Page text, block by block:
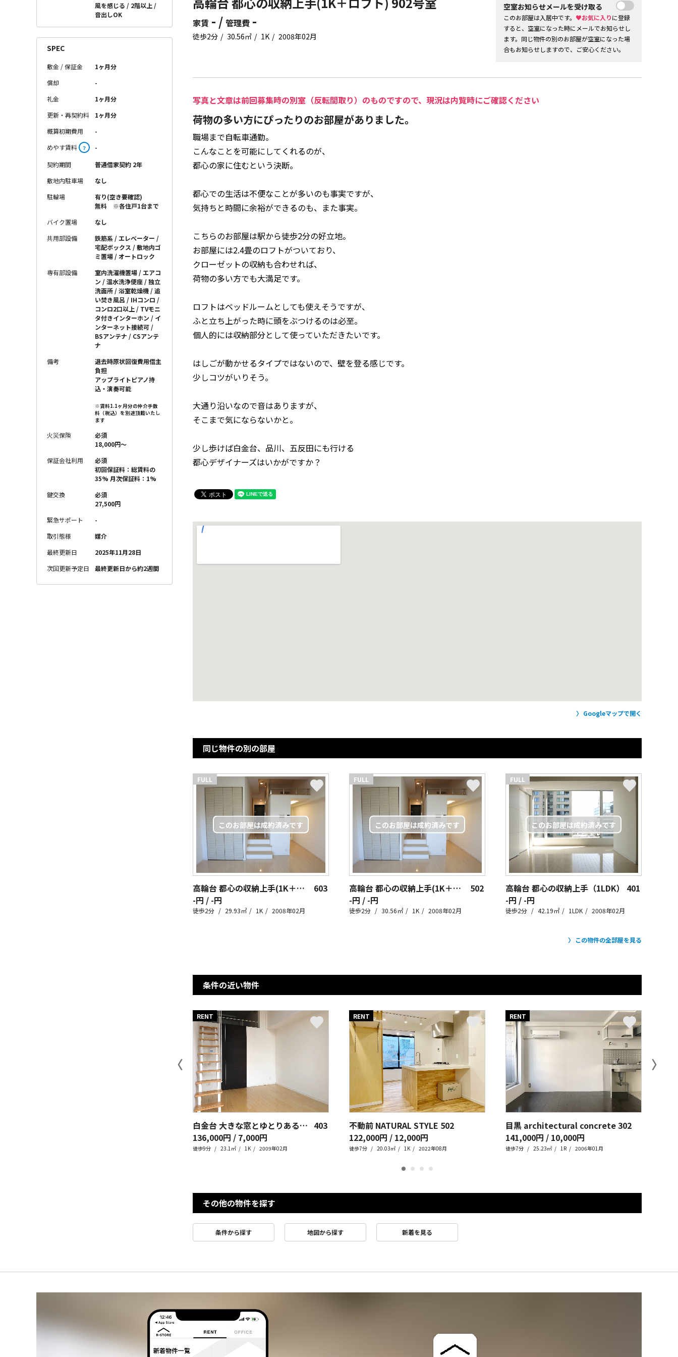
家賃 - / 管理費 -
徒歩2分 30.56㎡ 1K 2008年02月
空室お知らせメールを受け取る
このお部屋は入居中です。 ♥お気に入りに登録
すると、空室になった時にメールでお知らせし
ます。同じ物件の別のお部屋が空室になった場
合もお知らせしますので、ご安心ください。
写真と文章は前回募集時の別室（反転間取り）のものですので、現況は内覧時にご確認ください
荷物の多い方にぴったりのお部屋がありました。
職場まで自転車通勤。
こんなことを可能にしてくれるのが、
都心の家に住むという決断。
都心での生活は不便なことが多いのも事実ですが、
気持ちと時間に余裕ができるのも、また事実。
こちらのお部屋は駅から徒歩2分の好立地。
お部屋には2.4畳のロフトがついており、
クローゼットの収納も合わせれば、
荷物の多い方でも大満足です。
ロフトはベッドルームとしても使えそうですが、
ふと立ち上がった時に頭をぶつけるのは必至。
個人的には収納部分として使っていただきたいです。
はしごが動かせるタイプではないので、壁を登る感じです。
少しコツがいりそう。
大通り沿いなので音はありますが、
そこまで気にならないかと。
少し歩けば白金台、品川、五反田にも行ける
都心デザイナーズはいかがですか？
風を感じる
2階以上
音出しOK
SPEC
敷金 / 保証金
1ヶ月分
償却
-
礼金
1ヶ月分
更新・再契約料
1ヶ月分
概算初期費用
-
めやす賃料
？ -
契約期間
普通借家契約 2年
敷地内駐車場
なし
駐輪場
有り(空き要確認)
無料 ※各住戸1台まで
バイク置場
なし
共用部設備
鉄筋系 / エレベーター /
宅配ボックス / 敷地内ゴ
ミ置場 / オートロック
専有部設備
室内洗濯機置場 / エアコ
ン / 温水洗浄便座 / 独立
洗面所 / 浴室乾燥機 / 追
い焚き風呂 / IHコンロ /
コンロ2口以上 / TVモニ
タ付きインターホン / イ
ンターネット接続可 /
BSアンテナ / CSアンテ
ナ
備考
退去時原状回復費用借主
負担
アップライトピアノ持
込・演奏可能
※賃料1.1ヶ月分の仲介手数
料（税込）を別途頂戴いたし
ます
火災保険
必須
18,000円〜
保証会社利用
必須
初回保証料：総賃料の
35% 月次保証料：1%
鍵交換
必須
27,500円
緊急サポート
-
取引態様
媒介
最終更新日
2025年11月28日
次回更新予定日
最終更新日から約2週間
Googleマップで開く
同じ物件の別の部屋
FULL
高輪台 都心の収納上手(1K＋ロフト)
603
-円 / -円
徒歩2分 29.93㎡ 1K 2008年02月
FULL
高輪台 都心の収納上手(1K＋ロフト)
502
-円 / -円
徒歩2分 30.56㎡ 1K 2008年02月
FULL
高輪台 都心の収納上手（1LDK）
401
-円 / -円
徒歩2分 42.19㎡ 1LDK 2008年02月
この物件の全部屋を見る
条件の近い物件
RENT
白金台 大きな窓とゆとりある暮らし 403
136,000円 / 7,000円
徒歩9分 23.1㎡ 1K 2009年02月
RENT
不動前 NATURAL STYLE 502
122,000円 / 12,000円
徒歩7分 20.03㎡ 1K 2022年08月
RENT
目黒 architectural concrete302
141,000円 / 10,000円
徒歩7分 25.23㎡ 1R 2006年01月
〈 〉
その他の物件を探す
条件から探す 地図から探す 新着を見る